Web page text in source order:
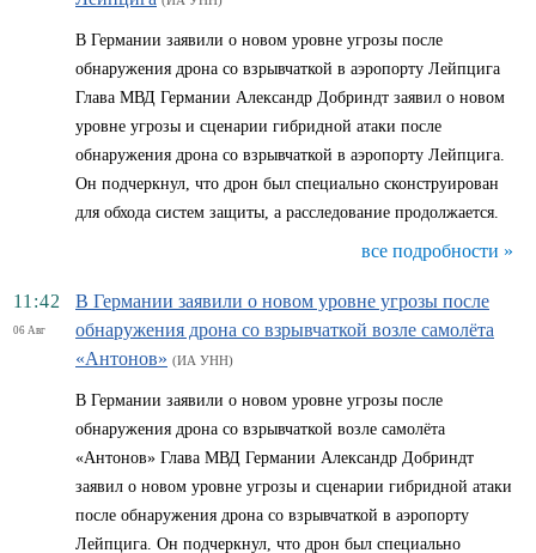
В Германии заявили о новом уровне угрозы после
обнаружения дрона со взрывчаткой в аэропорту Лейпцига
Глава МВД Германии Александр Добриндт заявил о новом
уровне угрозы и сценарии гибридной атаки после
обнаружения дрона со взрывчаткой в аэропорту Лейпцига.
Он подчеркнул, что дрон был специально сконструирован
для обхода систем защиты, а расследование продолжается.
все подробности »
11:42
06 Авг
В Германии заявили о новом уровне угрозы после
обнаружения дрона со взрывчаткой возле самолёта
«Антонов» (ИА УНН)
В Германии заявили о новом уровне угрозы после
обнаружения дрона со взрывчаткой возле самолёта
«Антонов» Глава МВД Германии Александр Добриндт
заявил о новом уровне угрозы и сценарии гибридной атаки
после обнаружения дрона со взрывчаткой в аэропорту
Лейпцига. Он подчеркнул, что дрон был специально